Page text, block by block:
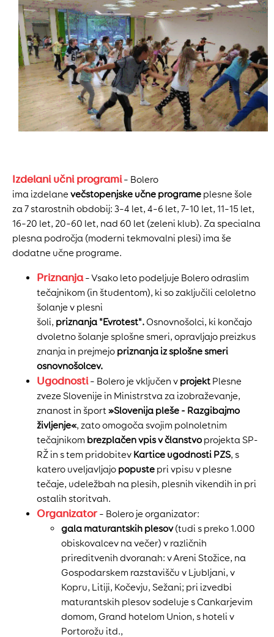
Izdelani učni programi– Bolero
ima izdelane večstopenjske učne programe plesne šole
za 7 starostnih obdobij: 3–4 let, 4–6 let, 7–10 let, 11–15 let,
16–20 let, 20–60 let, nad 60 let (zeleni klub). Za specialna
plesna področja (moderni tekmovalni plesi) ima še
dodatne učne programe.
Priznanja– Vsako leto podeljuje Bolero odraslim
tečajnikom (in študentom), ki so zaključili celoletno
šolanje v plesni
šoli, priznanja "Evrotest". Osnovnošolci, ki končajo
dvoletno šolanje splošne smeri, opravljajo preizkus
znanja in prejmejo priznanja iz splošne smeri
osnovnošolcev.
Ugodnosti– Bolero je vključen v projekt Plesne
zveze Slovenije in Ministrstva za izobraževanje,
znanost in šport »Slovenija pleše - Razgibajmo
življenje«, zato omogoča svojim polnoletnim
tečajnikom brezplačen vpisv članstvoprojekta SP-
RŽ in s tem pridobitev Kartice ugodnosti PZS, s
katero uveljavljajo popuste pri vpisu v plesne
tečaje, udeležbah na plesih, plesnih vikendih in pri
ostalih storitvah.
Organizator– Bolero je organizator:
gala maturantskih plesov(tudi s preko 1.000
obiskovalcev na večer) v različnih
prireditvenih dvoranah: v Areni Stožice, na
Gospodarskem razstavišču v Ljubljani, v
Kopru, Litiji, Kočevju, Sežani; pri izvedbi
maturantskih plesov sodeluje s Cankarjevim
domom, Grand hotelom Union, s hoteli v
Portorožu itd.,